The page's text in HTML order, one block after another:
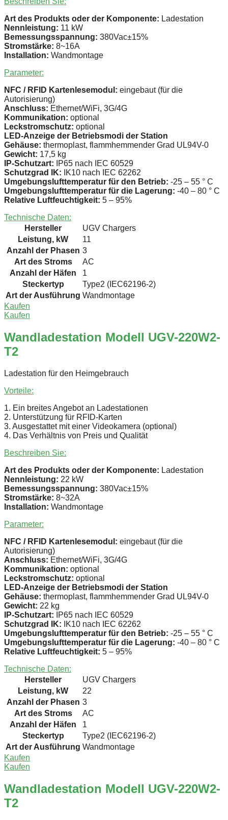
Art des Produkts oder der Komponente: Ladestation
Nennleistung: 11 kW
Bemessungsspannung: 380Vac±15%
Stromstärke: 8~16A
Installation: Wandmontage
Parameter:
NFC / RFID Kartenlesemodul: eingebaut (für die
Autorisierung)
Anschluss: Ethernet/WiFi, 3G/4G
Kommunikation: optional
Leckstromschutz: optional
LED-Anzeige der Betriebsmodi der Station
Gehäuse: thermoplast, flammhemmender Grad UL94V-0
Gewicht: 17,5 kg
IP-Schutzart: IP65 nach IEC 60529
Schutzgrad IK: IK10 nach IEC 62262
Umgebungslufttemperatur für den Betrieb: -25 – 55 ° C
Umgebungslufttemperatur für die Lagerung: -40 – 80 ° C
Relative Luftfeuchtigkeit: 5 – 95%
Technische Daten:
Hersteller
UGV Chargers
Leistung, kW
11
Anzahl der Phasen 3
Art des Stroms
AC
Anzahl der Häfen
1
Steckertyp
Type2 (IEC62196-2)
Art der Ausführung Wandmontage
Kaufen
Kaufen
Wandladestation Modell UGV-220W2-
T2
Ladestation für den Heimgebrauch
Vorteile:
1. Ein breites Angebot an Ladestationen
2. Unterstützung für RFID-Karten
3. Ausgestattet mit einer Videokamera (optional)
4. Das Verhältnis von Preis und Qualität
Beschreiben Sie:
Art des Produkts oder der Komponente: Ladestation
Nennleistung: 22 kW
Bemessungsspannung: 380Vac±15%
Stromstärke: 8~32A
Installation: Wandmontage
Parameter:
NFC / RFID Kartenlesemodul: eingebaut (für die
Autorisierung)
Anschluss: Ethernet/WiFi, 3G/4G
Kommunikation: optional
Leckstromschutz: optional
LED-Anzeige der Betriebsmodi der Station
Gehäuse: thermoplast, flammhemmender Grad UL94V-0
Gewicht: 22 kg
IP-Schutzart: IP65 nach IEC 60529
Schutzgrad IK: IK10 nach IEC 62262
Umgebungslufttemperatur für den Betrieb: -25 – 55 ° C
Umgebungslufttemperatur für die Lagerung: -40 – 80 ° C
Relative Luftfeuchtigkeit: 5 – 95%
Technische Daten:
Hersteller
UGV Chargers
Leistung, kW
22
Anzahl der Phasen 3
Art des Stroms
AC
Anzahl der Häfen
1
Steckertyp
Type2 (IEC62196-2)
Art der Ausführung Wandmontage
Kaufen
Kaufen
Wandladestation Modell UGV-220W2-
T2